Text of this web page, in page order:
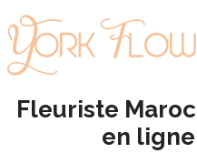
Fleuriste
en